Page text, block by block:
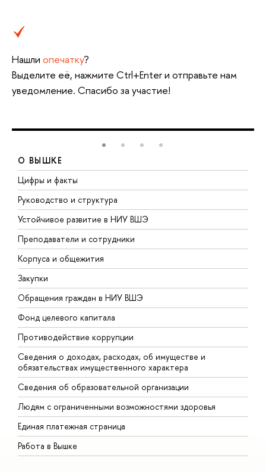
Нашли опечатку?
Выделите её, нажмите Ctrl+Enter и отправьте нам
уведомление. Спасибо за участие!
О ВЫШКЕ
Цифры и факты
Руководство и структура
Устойчивое развитие в НИУ ВШЭ
Преподаватели и сотрудники
Корпуса и общежития
Закупки
Обращения граждан в НИУ ВШЭ
Фонд целевого капитала
Противодействие коррупции
Сведения о доходах, расходах, об имуществе и
обязательствах имущественного характера
Сведения об образовательной организации
Людям с ограниченными возможностями здоровья
Единая платежная страница
Работа в Вышке